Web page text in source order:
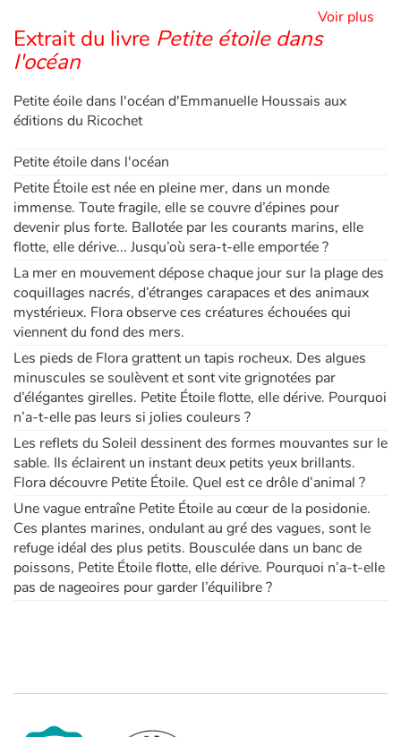
Apprendre les langues
Nos listes de lecture
Les plus lus
Coups de coeur
Voir plus
Extrait du livre Petite étoile dans
l'océan
Petite éoile dans l'océan d'Emmanuelle Houssais aux
éditions du Ricochet
Petite étoile dans l'océan
Petite Étoile est née en pleine mer, dans un monde
immense. Toute fragile, elle se couvre d’épines pour
devenir plus forte. Ballotée par les courants marins, elle
flotte, elle dérive... Jusqu’où sera-t-elle emportée ?
La mer en mouvement dépose chaque jour sur la plage des
coquillages nacrés, d’étranges carapaces et des animaux
mystérieux. Flora observe ces créatures échouées qui
viennent du fond des mers.
Les pieds de Flora grattent un tapis rocheux. Des algues
minuscules se soulèvent et sont vite grignotées par
d’élégantes girelles. Petite Étoile flotte, elle dérive. Pourquoi
n’a-t-elle pas leurs si jolies couleurs ?
Les reflets du Soleil dessinent des formes mouvantes sur le
sable. Ils éclairent un instant deux petits yeux brillants.
Flora découvre Petite Étoile. Quel est ce drôle d’animal ?
Une vague entraîne Petite Étoile au cœur de la posidonie.
Ces plantes marines, ondulant au gré des vagues, sont le
refuge idéal des plus petits. Bousculée dans un banc de
poissons, Petite Étoile flotte, elle dérive. Pourquoi n’a-t-elle
pas de nageoires pour garder l’équilibre ?